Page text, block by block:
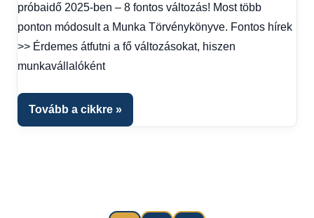
1
kézből
próbaidő 2025-ben – 8 fontos változás! Most több
ponton módosult a Munka Törvénykönyve. Fontos hírek
>> Érdemes átfutni a fő változásokat, hiszen
munkavállalóként
Tovább a cikkre